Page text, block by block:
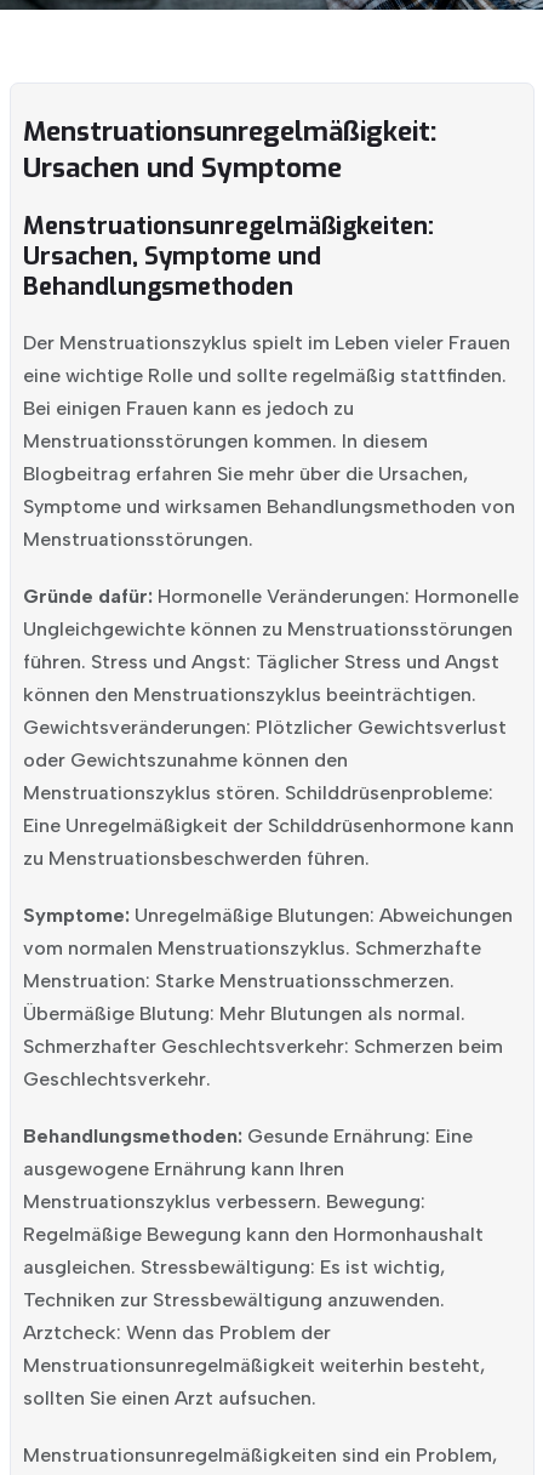
Menstruationsunregelmäßigkeit:
Ursachen und Symptome
Menstruationsunregelmäßigkeiten:
Ursachen, Symptome und
Behandlungsmethoden
Der Menstruationszyklus spielt im Leben vieler Frauen
eine wichtige Rolle und sollte regelmäßig stattfinden.
Bei einigen Frauen kann es jedoch zu
Menstruationsstörungen kommen. In diesem
Blogbeitrag erfahren Sie mehr über die Ursachen,
Symptome und wirksamen Behandlungsmethoden von
Menstruationsstörungen.
Gründe dafür:Hormonelle Veränderungen: Hormonelle
Ungleichgewichte können zu Menstruationsstörungen
führen. Stress und Angst: Täglicher Stress und Angst
können den Menstruationszyklus beeinträchtigen.
Gewichtsveränderungen: Plötzlicher Gewichtsverlust
oder Gewichtszunahme können den
Menstruationszyklus stören. Schilddrüsenprobleme:
Eine Unregelmäßigkeit der Schilddrüsenhormone kann
zu Menstruationsbeschwerden führen.
Symptome:Unregelmäßige Blutungen: Abweichungen
vom normalen Menstruationszyklus. Schmerzhafte
Menstruation: Starke Menstruationsschmerzen.
Übermäßige Blutung: Mehr Blutungen als normal.
Schmerzhafter Geschlechtsverkehr: Schmerzen beim
Geschlechtsverkehr.
Behandlungsmethoden:Gesunde Ernährung: Eine
ausgewogene Ernährung kann Ihren
Menstruationszyklus verbessern. Bewegung:
Regelmäßige Bewegung kann den Hormonhaushalt
ausgleichen. Stressbewältigung: Es ist wichtig,
Techniken zur Stressbewältigung anzuwenden.
Arztcheck: Wenn das Problem der
Menstruationsunregelmäßigkeit weiterhin besteht,
sollten Sie einen Arzt aufsuchen.
Menstruationsunregelmäßigkeiten sind ein Problem,